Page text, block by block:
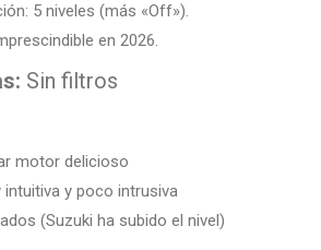
5 niveles (más «Off»).
en 2026.
Sin filtros
motor delicioso
intuitiva y poco intrusiva
(Suzuki ha subido el nivel)